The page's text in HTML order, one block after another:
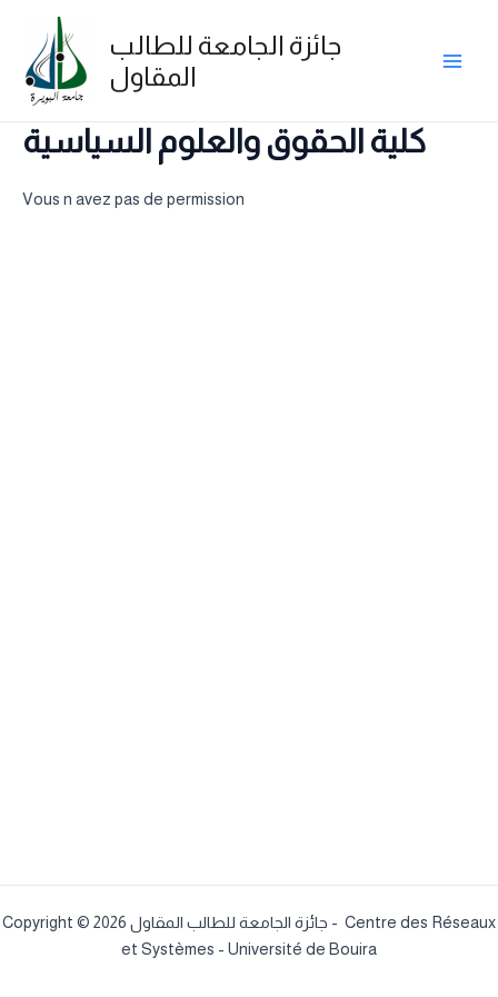
content
جائزة الجامعة للطالب
المقاول
كلية الحقوق والعلوم السياسية
Vous n avez pas de permission
Copyright © 2026 جائزة الجامعة للطالب المقاول - Centre des Réseaux
et Systèmes - Université de Bouira